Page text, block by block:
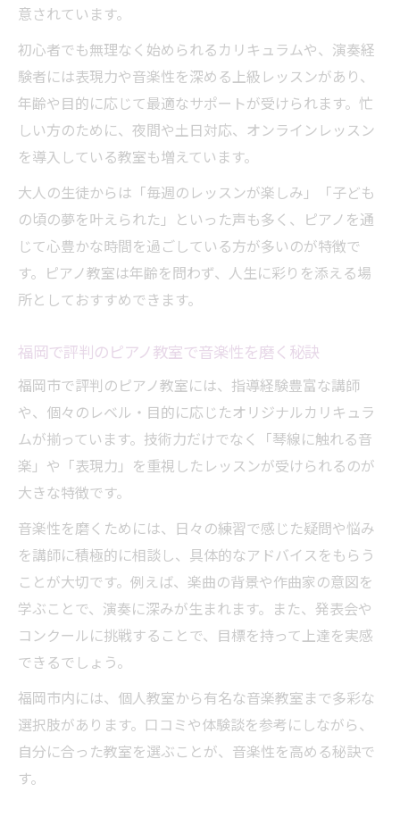
意されています。
初心者でも無理なく始められるカリキュラムや、演奏経
験者には表現力や音楽性を深める上級レッスンがあり、
年齢や目的に応じて最適なサポートが受けられます。忙
しい方のために、夜間や土日対応、オンラインレッスン
を導入している教室も増えています。
大人の生徒からは「毎週のレッスンが楽しみ」「子ども
の頃の夢を叶えられた」といった声も多く、ピアノを通
じて心豊かな時間を過ごしている方が多いのが特徴で
す。ピアノ教室は年齢を問わず、人生に彩りを添える場
所としておすすめできます。
福岡で評判のピアノ教室で音楽性を磨く秘訣
福岡市で評判のピアノ教室には、指導経験豊富な講師
や、個々のレベル・目的に応じたオリジナルカリキュラ
ムが揃っています。技術力だけでなく「琴線に触れる音
楽」や「表現力」を重視したレッスンが受けられるのが
大きな特徴です。
音楽性を磨くためには、日々の練習で感じた疑問や悩み
を講師に積極的に相談し、具体的なアドバイスをもらう
ことが大切です。例えば、楽曲の背景や作曲家の意図を
学ぶことで、演奏に深みが生まれます。また、発表会や
コンクールに挑戦することで、目標を持って上達を実感
できるでしょう。
福岡市内には、個人教室から有名な音楽教室まで多彩な
選択肢があります。口コミや体験談を参考にしながら、
自分に合った教室を選ぶことが、音楽性を高める秘訣で
す。